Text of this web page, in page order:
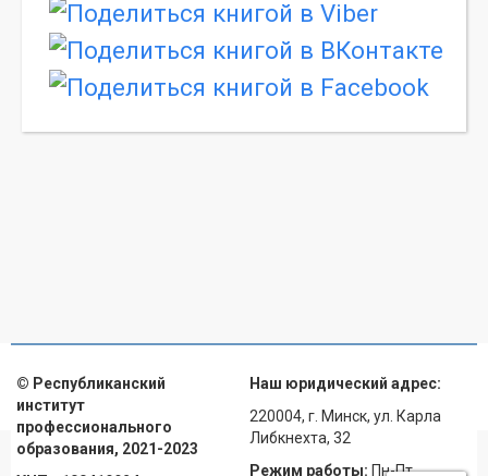
© Республиканский
институт
профессионального
образования, 2021-2023
Наш юридический адрес:
220004, г. Минск, ул. Карла
Либкнехта, 32
Режим работы: Пн-Пт